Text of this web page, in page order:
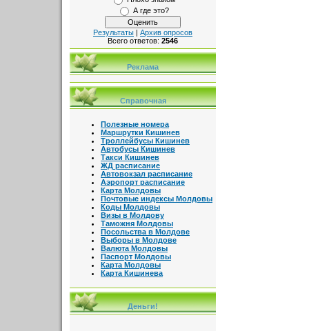
А где это?
Результаты | Архив опросов
Всего ответов: 2546
Реклама
Справочная
Полезные номера
Маршрутки Кишинев
Троллейбусы Кишинев
Автобусы Кишинев
Такси Кишинев
ЖД расписание
Автовокзал расписание
Аэропорт расписание
Карта Молдовы
Почтовые индексы Молдовы
Коды Молдовы
Визы в Молдову
Таможня Молдовы
Посольства в Молдове
Выборы в Молдове
Валюта Молдовы
Паспорт Молдовы
Карта Молдовы
Карта Кишинева
Деньги!